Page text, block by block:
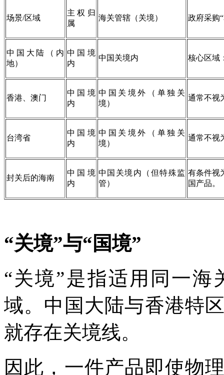
场景/区域
主权归
属
海关管辖（关境） 政府采购
中国大陆（内
地）
中国境
内
中国关境内 核心区域
香港、澳门
中国境
内
中国关境外（单独关
境）
通常不视
台湾省
中国境
内
中国关境外（单独关
境）
通常不视
封关后的海南
中国境
内
中国关境内（但特殊监
管）
有条件视
国产品。
“关境”与“国境”
“关境”是指适用同一
域。中国大陆与香港特
就存在关境线。
因此，一件产品即使物